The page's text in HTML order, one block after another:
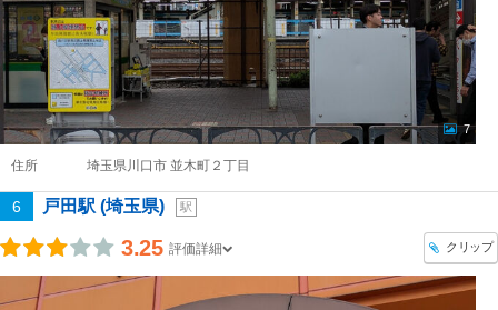
7
住所 埼玉県川口市 並木町２丁目
6 戸田駅 (埼玉県) 駅
3.25 評価詳細 クリップ